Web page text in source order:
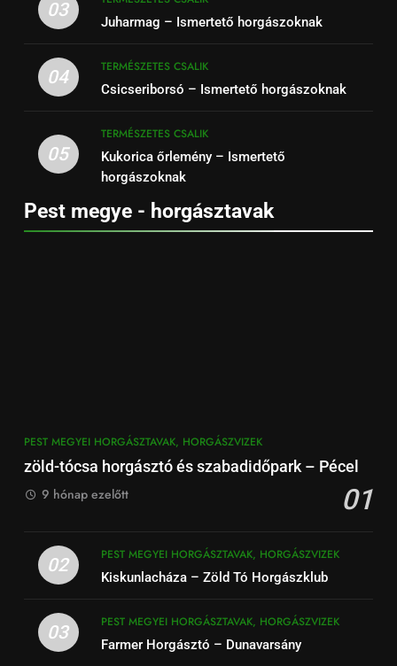
03
Juharmag – Ismertető horgászoknak
04
TERMÉSZETES CSALIK
Csicseriborsó – Ismertető horgászoknak
05
TERMÉSZETES CSALIK
Kukorica őrlemény – Ismertető
horgászoknak
Pest megye - horgásztavak
PEST MEGYEI HORGÁSZTAVAK, HORGÁSZVIZEK
zöld-tócsa horgásztó és szabadidőpark – Pécel
01
9 hónap ezelőtt
02
PEST MEGYEI HORGÁSZTAVAK, HORGÁSZVIZEK
Kiskunlacháza – Zöld Tó Horgászklub
03
PEST MEGYEI HORGÁSZTAVAK, HORGÁSZVIZEK
Farmer Horgásztó – Dunavarsány